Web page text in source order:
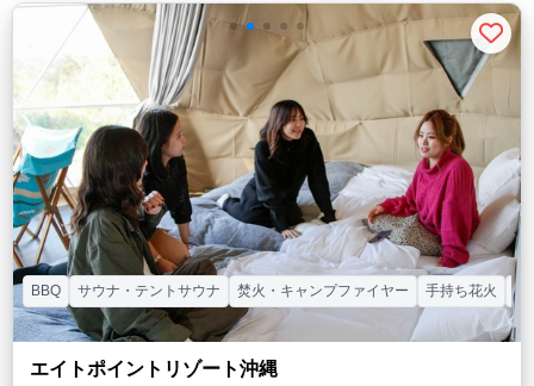
施設タイプ
ドームテント コットンテント コテージ・ロッジ
バンガロー・キャビン 1組限定貸切
特徴・アクティビティ
BBQ サウナ・テントサウナ 焚火・キャンプファイヤー 手持ち花火
温泉 海水浴 ドッグラン 駅から徒歩15分以内
駅から送迎あり
条件をクリア この条件で再検索
エイトポイントリゾート沖縄
BBQ サウナ・テントサウナ 焚火・キャンプファイヤー 手持ち花火 プ